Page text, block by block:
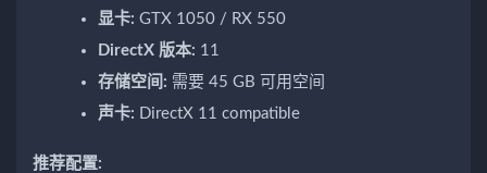
显卡: GTX 1050 / RX 550
DirectX 版本: 11
存储空间: 需要 45 GB 可用空间
声卡: DirectX 11 compatible
推荐配置: